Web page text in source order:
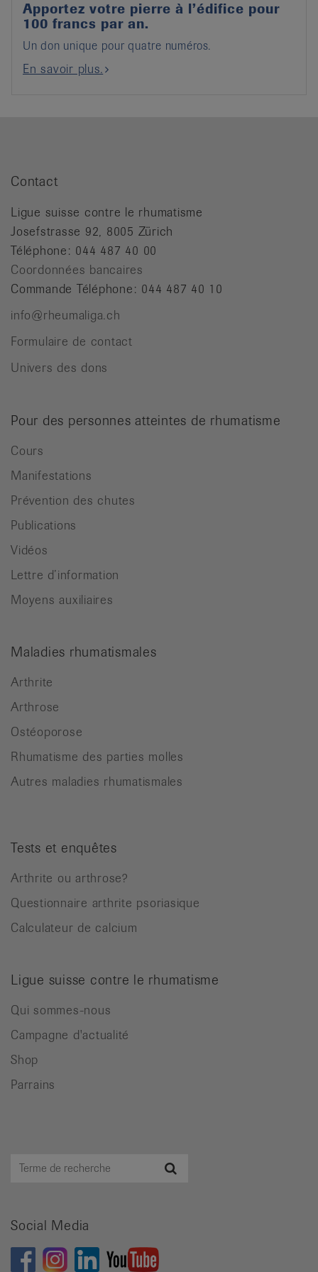
Apportez votre pierre à l’édifice pour
100 francs par an.
Un don unique pour quatre numéros.
En savoir plus.
Contact
Ligue suisse contre le rhumatisme
Josefstrasse 92, 8005 Zürich
Téléphone: 044 487 40 00
Coordonnées bancaires
Commande Téléphone: 044 487 40 10
info@rheumaliga.ch
Formulaire de contact
Univers des dons
Pour des personnes atteintes de rhumatisme
Cours
Manifestations
Prévention des chutes
Publications
Vidéos
Lettre d’information
Moyens auxiliaires
Maladies rhumatismales
Arthrite
Arthrose
Ostéoporose
Rhumatisme des parties molles
Autres maladies rhumatismales
Tests et enquêtes
Arthrite ou arthrose?
Questionnaire arthrite psoriasique
Calculateur de calcium
Ligue suisse contre le rhumatisme
Qui sommes-nous
Campagne d'actualité
Shop
Parrains
Terme
Social Media